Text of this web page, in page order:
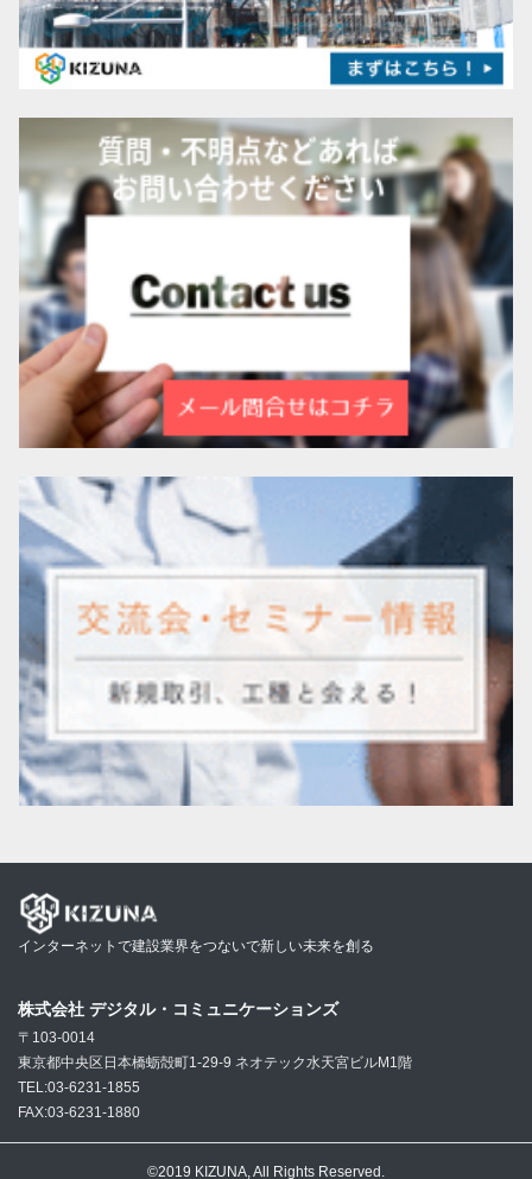
インターネットで建設業界をつないで新しい未来を創る
株式会社 デジタル・コミュニケーションズ
〒103-0014
東京都中央区日本橋蛎殻町1-29-9 ネオテック水天宮ビルM1階
TEL:03-6231-1855
FAX:03-6231-1880
©2019 KIZUNA, All Rights Reserved.